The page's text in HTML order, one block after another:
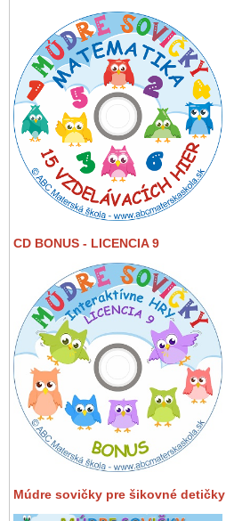
CD BONUS - LICENCIA 9
Múdre sovičky pre šikovné detičky